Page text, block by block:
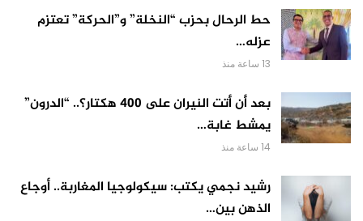
حط الرحال بحزب “النخلة” و”الحركة” تعتزم
عزله…
13 ساعة منذ
بعد أن أتت النيران على 400 هكتار؟.. “الدرون”
يمشط غابة…
14 ساعة منذ
رشيد نجمي يكتب: سيكولوجيا المغاربة.. أوجاع
الذهن بين…